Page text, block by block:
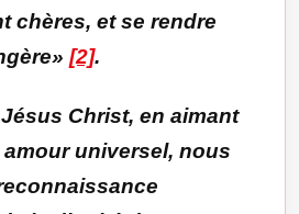
chères, et se rendre
[2].
Christ, en aimant
amour universel, nous